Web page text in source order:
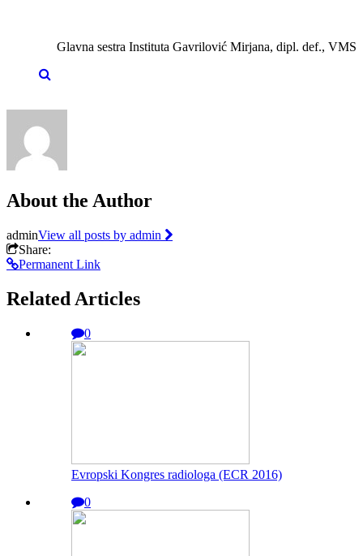
Glavna sestra Instituta Gavrilović Mirjana, dipl. def., VMS
About the Author
adminView all posts by admin
Share:
Permanent Link
Related Articles
0
Evropski Kongres radiologa (ECR 2016)
0